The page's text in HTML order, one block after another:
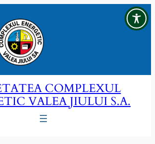
COMPLEXUL
VALEA JIULUI S.A.